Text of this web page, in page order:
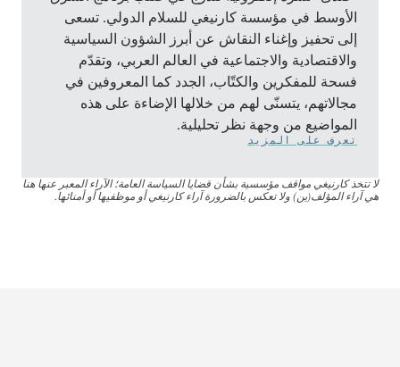
الأوسط في مؤسسة كارنيغي للسلام الدولي. تسعى
إلى تحفيز وإغناء النقاش عن أبرز الشؤون السياسية
والاقتصادية والاجتماعية في العالم العربي، وتقدّم
فسحة للمفكرين والكتّاب، الجدد كما المعروفين في
مجالاتهم، يتسنّى لهم من خلالها الإضاءة على هذه
المواضيع من وجهة نظر تحليلية.
تعرف على المزيد
لا تتخذ كارنيغي مواقف مؤسسية بشأن قضايا السياسة العامة؛ الآراء المعبر عنها هنا
هي آراء المؤلف(ين) ولا تعكس بالضرورة آراء كارنيغي أو موظفيها أو أمنائها.